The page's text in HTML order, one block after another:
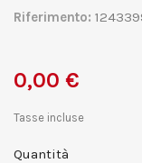
Riferimento:
0,00 €
Tasse incluse
Quantità